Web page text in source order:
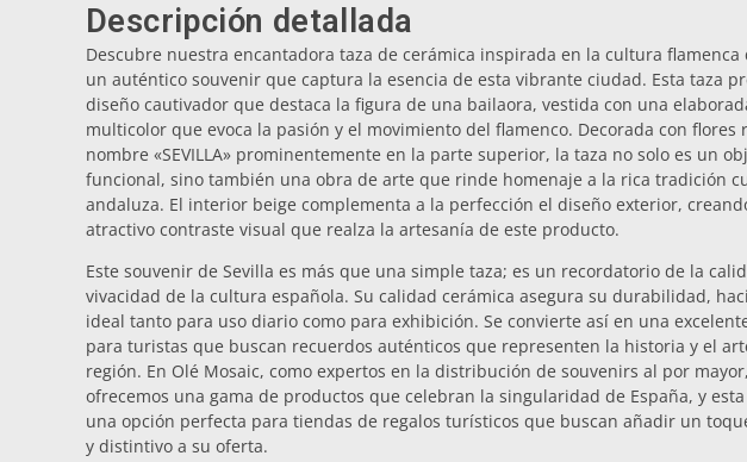
Descripción detallada
Descubre nuestra encantadora taza de cerámica inspirada en la cultura flamenca
un auténtico souvenir que captura la esencia de esta vibrante ciudad. Esta taza
diseño cautivador que destaca la figura de una bailaora, vestida con una
multicolor que evoca la pasión y el movimiento del flamenco. Decorada con flores
nombre «SEVILLA» prominentemente en la parte superior, la taza no solo es un
funcional, sino también una obra de arte que rinde homenaje a la rica tradición
andaluza. El interior beige complementa a la perfección el diseño exterior,
atractivo contraste visual que realza la artesanía de este producto.
Este souvenir de Sevilla es más que una simple taza; es un recordatorio de la
vivacidad de la cultura española. Su calidad cerámica asegura su durabilidad,
ideal tanto para uso diario como para exhibición. Se convierte así en una
para turistas que buscan recuerdos auténticos que representen la historia y el
región. En Olé Mosaic, como expertos en la distribución de souvenirs al por mayor,
ofrecemos una gama de productos que celebran la singularidad de España, y esta
una opción perfecta para tiendas de regalos turísticos que buscan añadir un
y distintivo a su oferta.